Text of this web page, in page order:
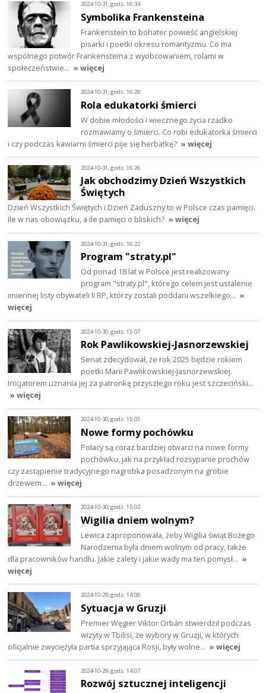
2024-10-31, godz. 16:34
Symbolika Frankensteina
Frankenstein to bohater powieść angielskiej
pisarki i poetki okresu romantyzmu. Co ma
wspólnego potwór Frankensteina z wyobcowaniem, rolami w
społeczeństwie… » więcej
2024-10-31, godz. 16:29
Rola edukatorki śmierci
W dobie młodości i wiecznego życia rzadko
rozmawiamy o śmierci. Co robi edukatorka śmierci
i czy podczas kawiarni śmierci pije się herbatkę? » więcej
2024-10-31, godz. 16:26
Jak obchodzimy Dzień Wszystkich
Świętych
Dzień Wszystkich Świętych i Dzień Zaduszny to w Polsce czas pamięci.
Ile w nas obowiązku, a ile pamięci o bliskich? » więcej
2024-10-31, godz. 16:22
Program "straty.pl"
Od ponad 18 lat w Polsce jest realizowany
program "straty.pl", którego celem jest ustalenie
imiennej listy obywateli II RP, którzy zostali poddani wszelkiego… »
więcej
2024-10-30, godz. 15:07
Rok Pawlikowskiej-Jasnorzewskiej
Senat zdecydował, że rok 2025 będzie rokiem
poetki Marii Pawlikowskiej-Jasnorzewskiej.
Inicjatorem uznania jej za patronkę przyszłego roku jest szczeciński…
» więcej
2024-10-30, godz. 15:05
Nowe formy pochówku
Polacy są coraz bardziej otwarci na nowe formy
pochówku, jak na przykład rozsypanie prochów
czy zastąpienie tradycyjnego nagrobka posadzonym na grobie
drzewem… » więcej
2024-10-30, godz. 15:02
Wigilia dniem wolnym?
Lewica zaproponowała, żeby Wigilia świąt Bożego
Narodzenia była dniem wolnym od pracy, także
dla pracowników handlu. Jakie zalety i jakie wady ma ten pomysł… »
więcej
2024-10-29, godz. 14:08
Sytuacja w Gruzji
Premier Węgier Viktor Orbán stwierdził podczas
wizyty w Tbilisi, że wybory w Gruzji, w których
oficjalnie zwyciężyła partia sprzyjająca Rosji, były wolne… » więcej
2024-10-29, godz. 14:07
Rozwój sztucznej inteligencji